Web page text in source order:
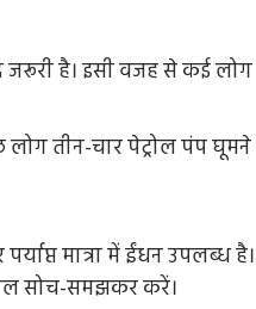
जरूरी है। इसी वजह से कई
तीन-चार पेट्रोल पंप
मात्रा में ईंधन उपलब्ध
सोच-समझकर करें।